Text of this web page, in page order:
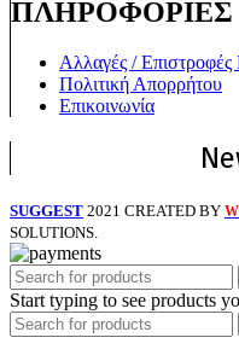
ΠΛΗΡΟΦΟΡΙΕΣ
Αλλαγές / Επιστροφές
Πολιτική Απορρήτου
Επικοινωνία
SUGGEST 2021 CREATED BY W
SOLUTIONS.
Start typing to see products